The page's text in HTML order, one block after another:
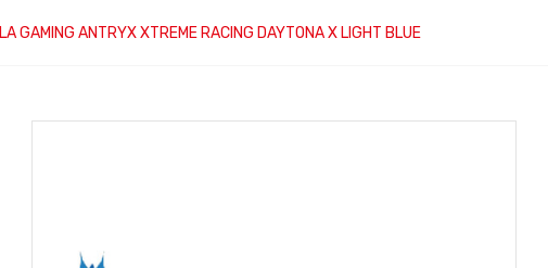
GAMING ANTRYX XTREME RACING DAYTONA X LIGHT BLUE